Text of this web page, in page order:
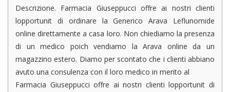
Descrizione. Farmacia Giuseppucci offre ai nostri clienti
lopportunit di ordinare la Generico Arava Leflunomide
online direttamente a casa loro. Non chiediamo la presenza
di un medico poich vendiamo la Arava online da un
magazzino estero. Diamo per scontato che i clienti abbiano
avuto una consulenza con il loro medico in merito al
Farmacia Giuseppucci offre ai nostri clienti lopportunit di